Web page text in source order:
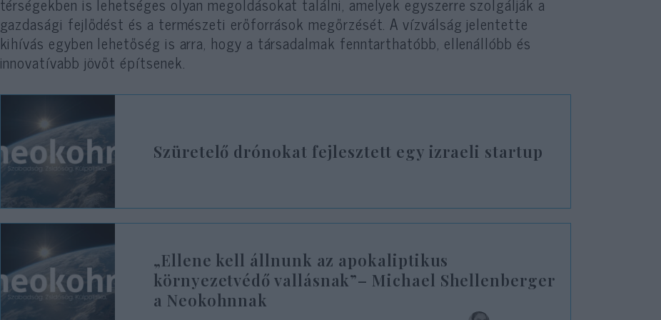
gazdasági fejlődést és a természeti erőforrások megőrzését. A vízválság jelentette
kihívás egyben lehetőség is arra, hogy a társadalmak fenntarthatóbb, ellenállóbb és
innovatívabb jövőt építsenek.
Szüretelő drónokat fejlesztett egy izraeli startup
„Ellene kell állnunk az apokaliptikus
környezetvédő vallásnak”– Michael Shellenberger
a Neokohnnak